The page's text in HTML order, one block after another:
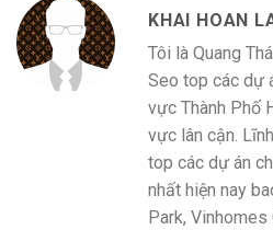
KHAI HOAN
Tôi là Quang
Seo top các dự
vực Thành Phố
vực lân cận.
top các dự án
nhất hiện nay
Park,